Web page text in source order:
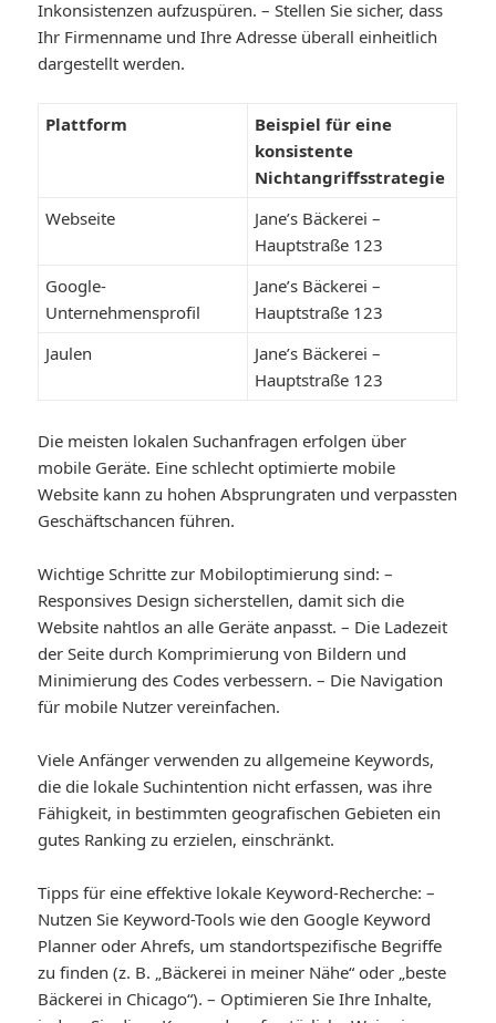
Inkonsistenzen aufzuspüren. – Stellen Sie sicher, dass
Ihr Firmenname und Ihre Adresse überall einheitlich
dargestellt werden.
Plattform
Beispiel für eine
konsistente
Nichtangriffsstrategie
Webseite
Jane’s Bäckerei –
Hauptstraße 123
Google-
Unternehmensprofil
Jane’s Bäckerei –
Hauptstraße 123
Jaulen
Jane’s Bäckerei –
Hauptstraße 123
Die meisten lokalen Suchanfragen erfolgen über
mobile Geräte. Eine schlecht optimierte mobile
Website kann zu hohen Absprungraten und verpassten
Geschäftschancen führen.
Wichtige Schritte zur Mobiloptimierung sind: –
Responsives Design sicherstellen, damit sich die
Website nahtlos an alle Geräte anpasst. – Die Ladezeit
der Seite durch Komprimierung von Bildern und
Minimierung des Codes verbessern. – Die Navigation
für mobile Nutzer vereinfachen.
Viele Anfänger verwenden zu allgemeine Keywords,
die die lokale Suchintention nicht erfassen, was ihre
Fähigkeit, in bestimmten geografischen Gebieten ein
gutes Ranking zu erzielen, einschränkt.
Tipps für eine effektive lokale Keyword-Recherche: –
Nutzen Sie Keyword-Tools wie den Google Keyword
Planner oder Ahrefs, um standortspezifische Begriffe
zu finden (z. B. „Bäckerei in meiner Nähe“ oder „beste
Bäckerei in Chicago“). – Optimieren Sie Ihre Inhalte,